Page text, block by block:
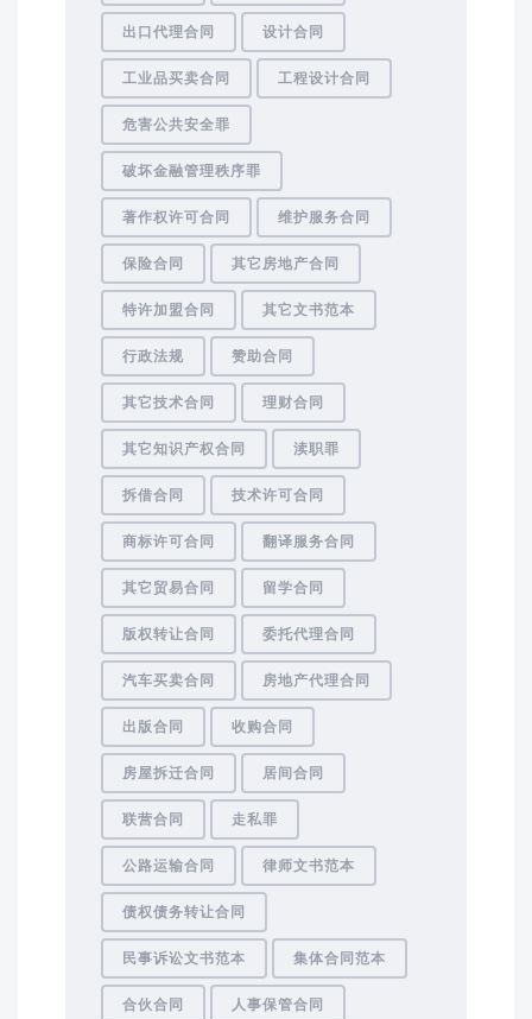
出口代理合同 设计合同
工业品买卖合同 工程设计合同
危害公共安全罪
破坏金融管理秩序罪
著作权许可合同 维护服务合同
保险合同 其它房地产合同
特许加盟合同 其它文书范本
行政法规 赞助合同
其它技术合同 理财合同
其它知识产权合同 渎职罪
拆借合同 技术许可合同
商标许可合同 翻译服务合同
其它贸易合同 留学合同
版权转让合同 委托代理合同
汽车买卖合同 房地产代理合同
出版合同 收购合同
房屋拆迁合同 居间合同
联营合同 走私罪
公路运输合同 律师文书范本
债权债务转让合同
民事诉讼文书范本 集体合同范本
合伙合同 人事保管合同